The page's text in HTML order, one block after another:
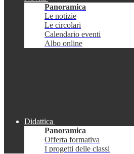
Panoramica
Le notizie
Le circolari
Calendario eventi
Albo online
Didattica
Panoramica
Offerta formativa
I progetti delle classi